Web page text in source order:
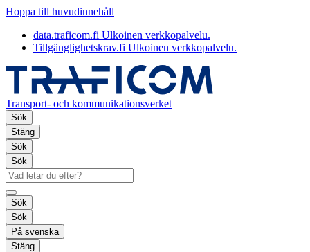
Hoppa till huvudinnehåll
data.traficom.fi Ulkoinen verkkopalvelu.
Tillgänglighetskrav.fi Ulkoinen verkkopalvelu.
Transport- och kommunikationsverket
Sök
Stäng
Sök
Sök
Sök
Sök
På svenska
Stäng